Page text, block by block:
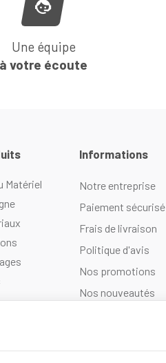
Une équipe
à votre écoute
Matériel
Informations
Notre entreprise
Paiement sécurisé
Frais de livraison
Politique d'avis
Nos promotions
Nos nouveautés